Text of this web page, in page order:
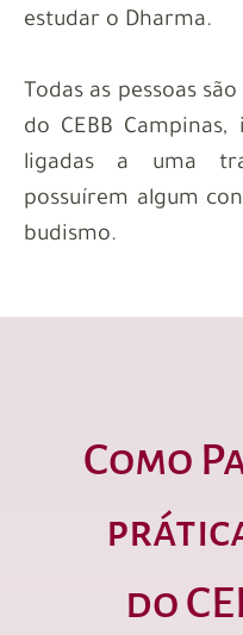
estudar o Dharma.
Todas as pessoas
do CEBB
ligadas a uma
possuírem algum
budismo.
Como
do